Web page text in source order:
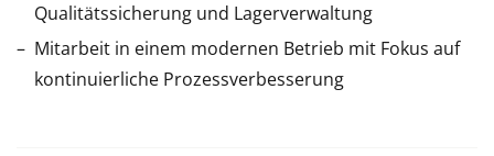
Qualitätssicherung und Lagerverwaltung
Mitarbeit in einem modernen Betrieb mit Fokus auf
kontinuierliche Prozessverbesserung